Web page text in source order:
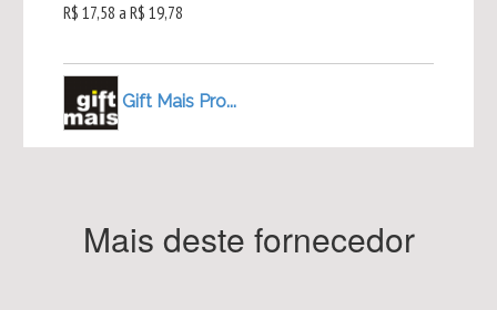
R$ 17,58 a R$ 19,78
Gift Mais Pro...
Mais deste fornecedor